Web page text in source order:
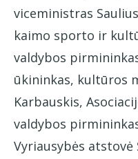
viceministras
kaimo sporto ir
valdybos
ūkininkas, kultūros
Karbauskis,
valdybos
Vyriausybės